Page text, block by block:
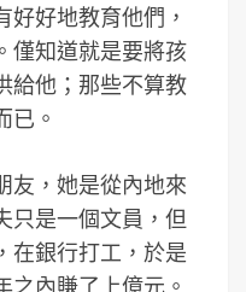
好地教育他們，
僅知道就是要將孩
給他；那些不算教
已。
友，她是從內地來
只是一個文員，但
在銀行打工，於是